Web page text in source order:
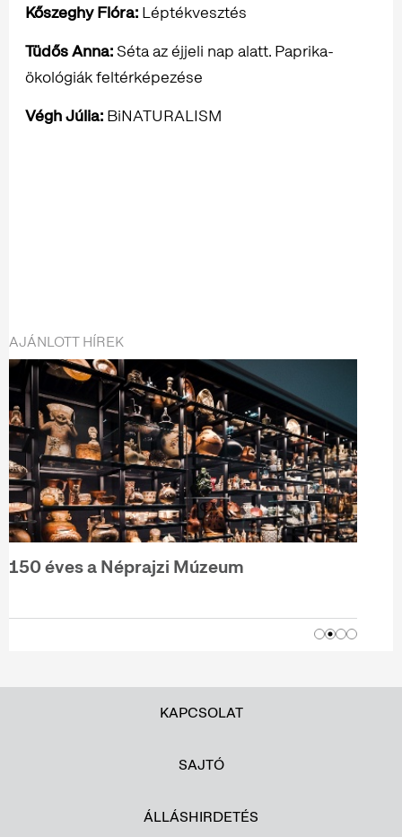
Kőszeghy Flóra: Léptékvesztés
Tüdős Anna: Séta az éjjeli nap alatt. Paprika-
ökológiák feltérképezése
Végh Júlia: BiNATURALISM
AJÁNLOTT HÍREK
150 éves a Néprajzi Múzeum
KAPCSOLAT
SAJTÓ
ÁLLÁSHIRDETÉS